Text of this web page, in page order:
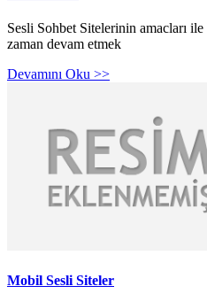
Sesli Sohbet Sitelerinin amacları
zaman devam etmek
Devamını Oku >>
Mobil Sesli Siteler